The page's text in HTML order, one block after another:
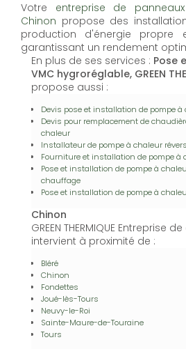
Votre entreprise de
Chinon propose des
production d'énergie propre
garantissant un rendement
En plus de ses services : Pose
VMC hygroréglable, GREEN
propose aussi :
Devis pose et installation de pompe
Devis pour remplacement de
chaleur
Installateur de pompe à chaleur
Fourniture et installation de pompe à
Pose et installation de pompe à
chauffage
Pose et installation de pompe à
Chinon
GREEN THERMIQUE Entreprise
intervient à proximité de :
Bléré
Chinon
Fondettes
Joué-lès-Tours
Neuvy-le-Roi
Sainte-Maure-de-Touraine
Tours